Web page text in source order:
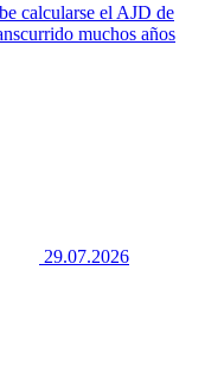
calcularse el AJD de
muchos años
29.07.2026